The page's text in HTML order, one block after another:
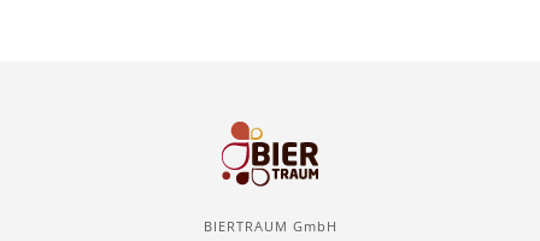
BIERTRAUM GmbH